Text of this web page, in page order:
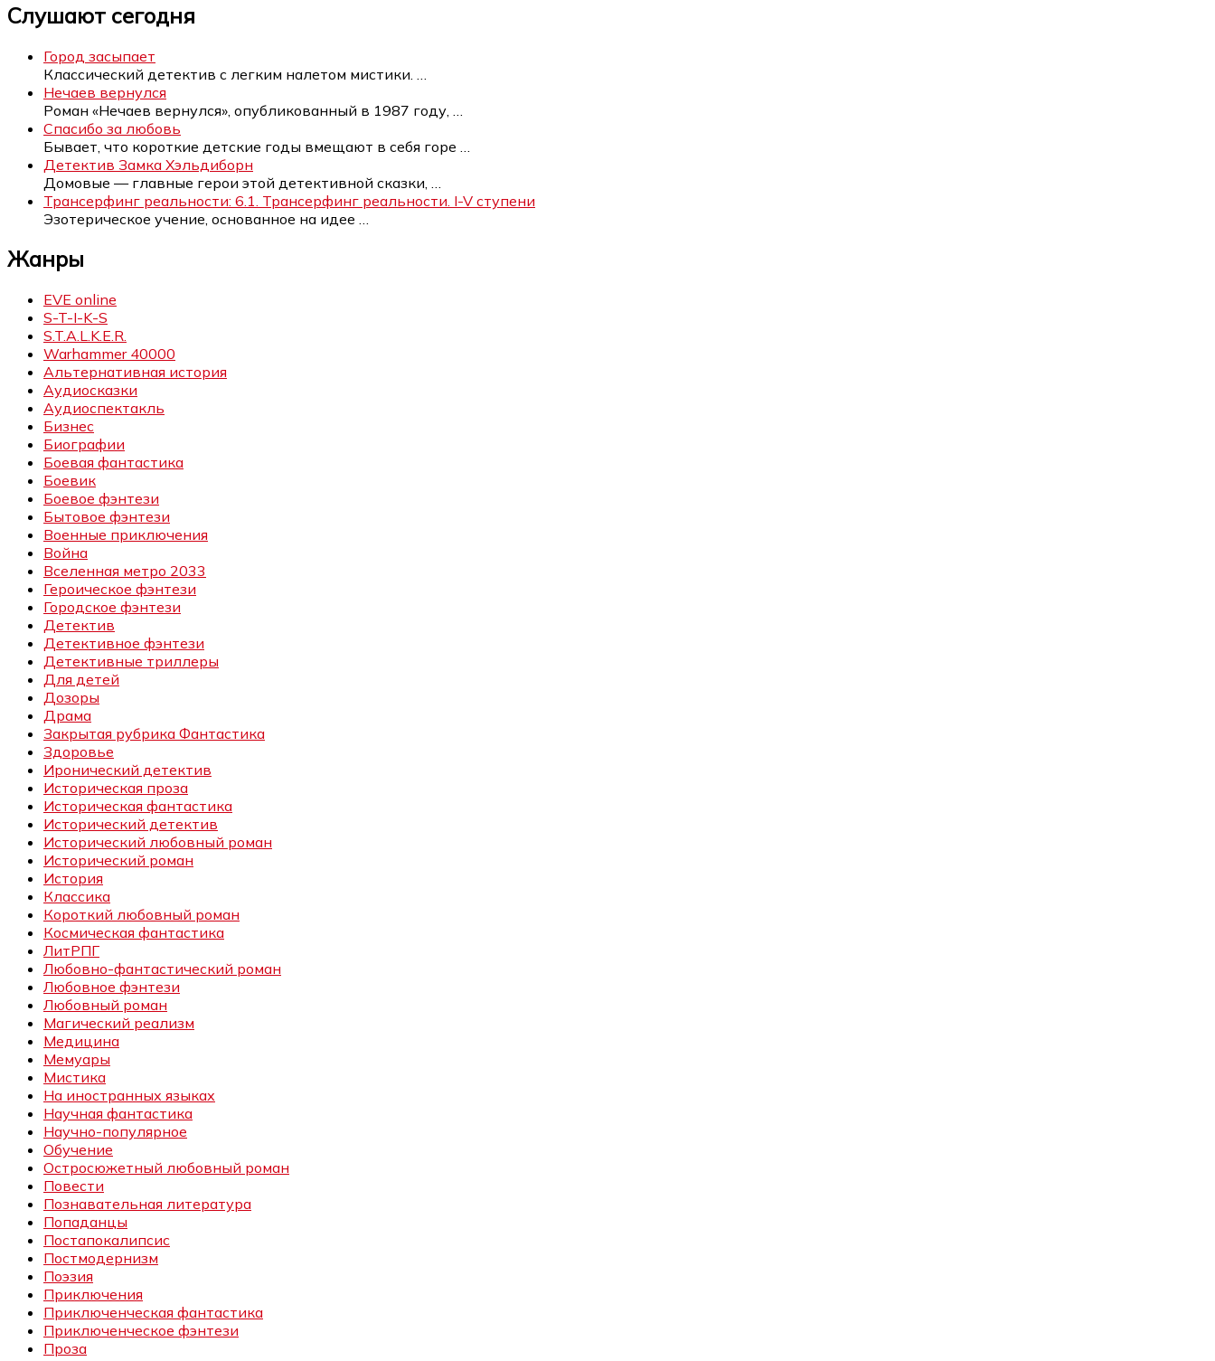
Слушают сегодня
Город засыпает
Классический детектив с легким налетом мистики.
Нечаев вернулся
Роман «Нечаев вернулся», опубликованный в 1987 году,
Спасибо за любовь
Бывает, что короткие детские годы вмещают в себя горе
Детектив Замка Хэльдиборн
Домовые — главные герои этой детективной сказки,
Трансерфинг реальности: 6.1. Трансерфинг реальности. I-V ступени
Эзотерическое учение, основанное на идее
Жанры
EVE online
S-T-I-K-S
S.T.A.L.K.E.R.
Warhammer 40000
Альтернативная история
Аудиосказки
Аудиоспектакль
Бизнес
Биографии
Боевая фантастика
Боевик
Боевое фэнтези
Бытовое фэнтези
Военные приключения
Война
Вселенная метро 2033
Героическое фэнтези
Городское фэнтези
Детектив
Детективное фэнтези
Детективные триллеры
Для детей
Дозоры
Драма
Закрытая рубрика Фантастика
Здоровье
Иронический детектив
Историческая проза
Историческая фантастика
Исторический детектив
Исторический любовный роман
Исторический роман
История
Классика
Короткий любовный роман
Космическая фантастика
ЛитРПГ
Любовно-фантастический роман
Любовное фэнтези
Любовный роман
Магический реализм
Медицина
Мемуары
Мистика
На иностранных языках
Научная фантастика
Научно-популярное
Обучение
Остросюжетный любовный роман
Повести
Познавательная литература
Попаданцы
Постапокалипсис
Постмодернизм
Поэзия
Приключения
Приключенческая фантастика
Приключенческое фэнтези
Проза